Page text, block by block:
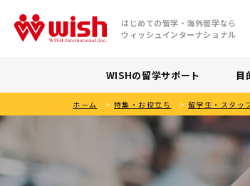
はじめての留学・海外留学なら
ウィッシュインターナショナル
WISHの留学サポート 目
ホーム > 特集・お役立ち > 留学生・スタッ